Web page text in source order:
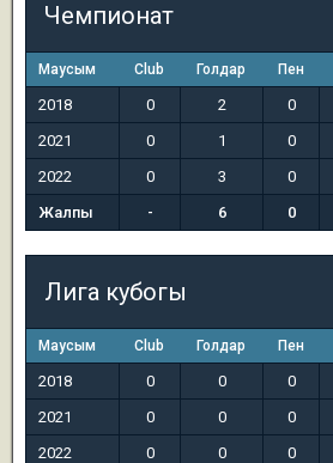
Чемпионат
Маусым Club Голдар Пен
2018 0 2 0
2021
0 1 0
2022
0 3 0
Жалпы
- 6 0
Лига кубогы
Маусым Club Голдар Пен
2018 0 0 0
2021
0 0 0
2022
0 0 0